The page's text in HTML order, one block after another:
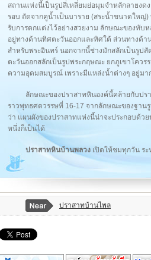
สถานแห่งนี้เป็นรูปสี่เหลี่ยมย่อมุมจำหลักลายงด
รอบ ถัดจากคูน้ำเป็นบาราย (สระน้ำขนาดใหญ่
รับการตกแต่งไว้อย่างสวยงาม ลักษณะของทับ
อยู่ทางด้านทิศตะวันออกและทิศใต้ ส่วนทางด้
สำหรับพระอินทร์ นอกจากนี้ช่างมักสลักเป็นรูป
ตะวันออกสลักเป็นรูปพระกฤษณะ ยกภูเขาโคว
ความอุดมสมบูรณ์ เพราะมีแหล่งน้ำต่างๆ อยู่ม
ลักษณะของปราสาทหินองค์นี้คล้ายกับป
ราวพุทธศตวรรษที่ 16-17 จากลักษณะของฐา
ว่า แผนผังของปราสาทแห่งนี้น่าจะประกอบด้วย
หนึ่งก็เป็นได้
ปราสาทหินบ้านพลวง เปิดให้ชมทุกวัน ระ
ปราสาทบ้านไพล